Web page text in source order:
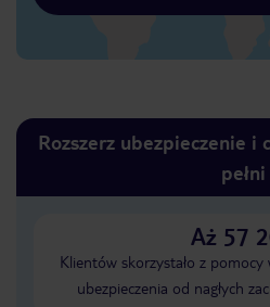
Rozszerz ubezpieczenie i
pełni
Aż 57
Klientów skorzystało z
ubezpieczenia od nagłych